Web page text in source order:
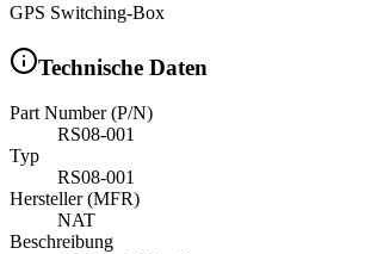
GPS Switching-Box
Technische Daten
Part Number (P/N)
RS08-001
Typ
RS08-001
Hersteller (MFR)
NAT
Beschreibung